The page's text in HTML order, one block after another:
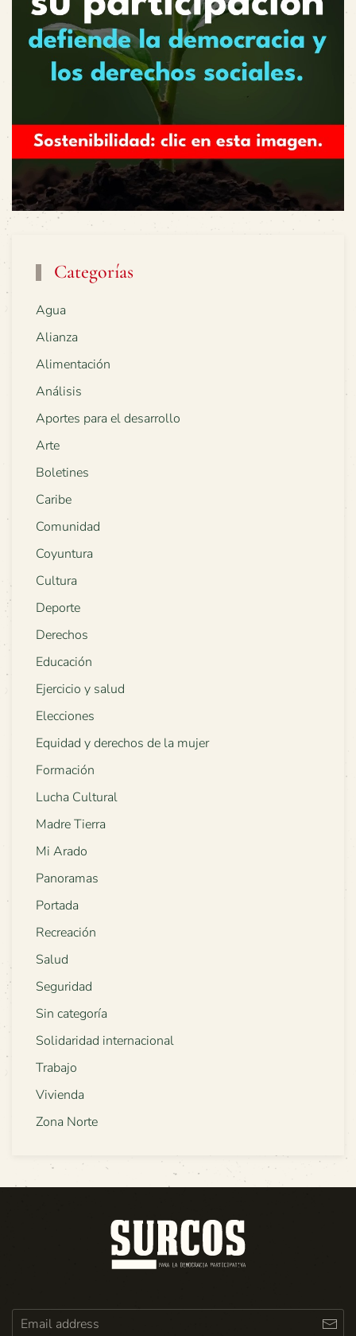
Categorías
Agua
Alianza
Alimentación
Análisis
Aportes para el desarrollo
Arte
Boletines
Caribe
Comunidad
Coyuntura
Cultura
Deporte
Derechos
Educación
Ejercicio y salud
Elecciones
Equidad y derechos de la mujer
Formación
Lucha Cultural
Madre Tierra
Mi Arado
Panoramas
Portada
Recreación
Salud
Seguridad
Sin categoría
Solidaridad internacional
Trabajo
Vivienda
Zona Norte